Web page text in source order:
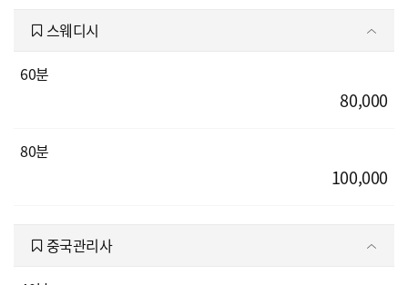
스웨디시
60분
80,000
80분
100,000
중국관리사